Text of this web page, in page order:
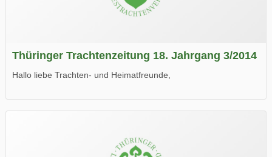
Thüringer Trachtenzeitung 18. Jahrgang 3/2014
Hallo liebe Trachten- und Heimatfreunde,
Wir wünschen Euch viel Spaß beim Lesen.